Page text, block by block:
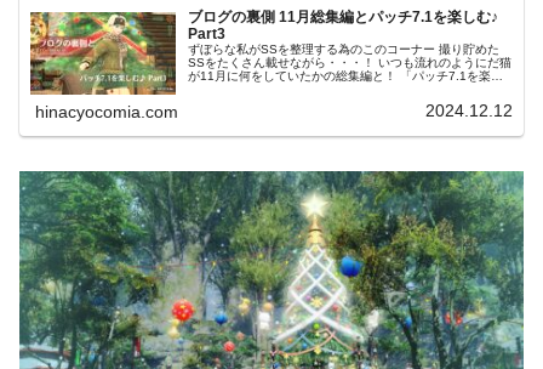
ブログの裏側 11月総集編とパッチ7.1を楽しむ♪
Part3
ずぼらな私がSSを整理する為のこのコーナー 撮り貯めた
SSをたくさん載せながら・・・！ いつも流れのようにだ猫
が11月に何をしていたかの総集編と！ 「パッチ7.1を楽し
hinacyocomia.com 2024.12.12